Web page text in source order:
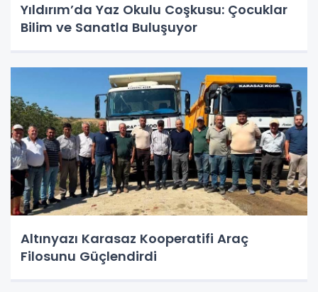
Yıldırım’da Yaz Okulu Coşkusu: Çocuklar
Bilim ve Sanatla Buluşuyor
Altınyazı Karasaz Kooperatifi Araç
Filosunu Güçlendirdi